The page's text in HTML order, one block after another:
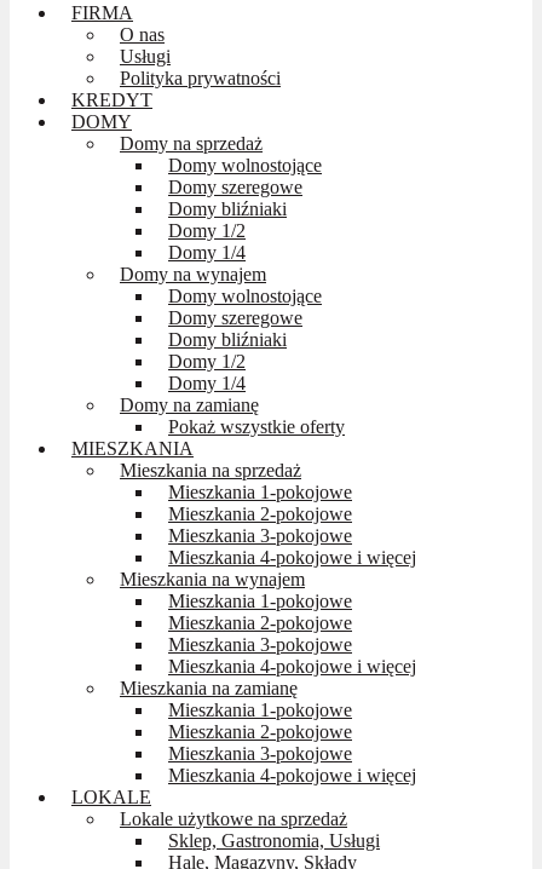
FIRMA
O nas
Usługi
Polityka prywatności
KREDYT
DOMY
Domy na sprzedaż
Domy wolnostojące
Domy szeregowe
Domy bliźniaki
Domy 1/2
Domy 1/4
Domy na wynajem
Domy wolnostojące
Domy szeregowe
Domy bliźniaki
Domy 1/2
Domy 1/4
Domy na zamianę
Pokaż wszystkie oferty
MIESZKANIA
Mieszkania na sprzedaż
Mieszkania 1-pokojowe
Mieszkania 2-pokojowe
Mieszkania 3-pokojowe
Mieszkania 4-pokojowe i więcej
Mieszkania na wynajem
Mieszkania 1-pokojowe
Mieszkania 2-pokojowe
Mieszkania 3-pokojowe
Mieszkania 4-pokojowe i więcej
Mieszkania na zamianę
Mieszkania 1-pokojowe
Mieszkania 2-pokojowe
Mieszkania 3-pokojowe
Mieszkania 4-pokojowe i więcej
LOKALE
Lokale użytkowe na sprzedaż
Sklep, Gastronomia, Usługi
Hale, Magazyny, Składy